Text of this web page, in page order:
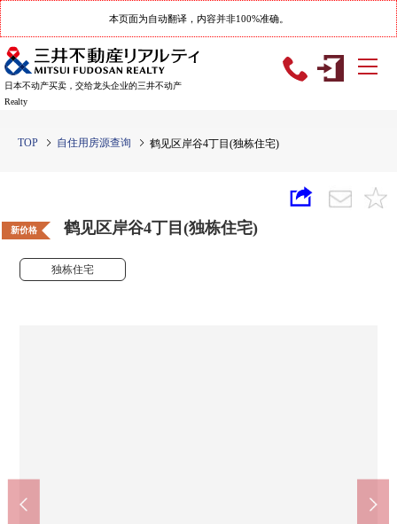
本页面为自动翻译，内容并非100%准确。
日本不动产买卖，交给龙头企业的三井不动产
Realty
TOP 自住用房源查询 鹤见区岸谷4丁目(独栋住宅)
新价格 鹤见区岸谷4丁目(独栋住宅)
独栋住宅